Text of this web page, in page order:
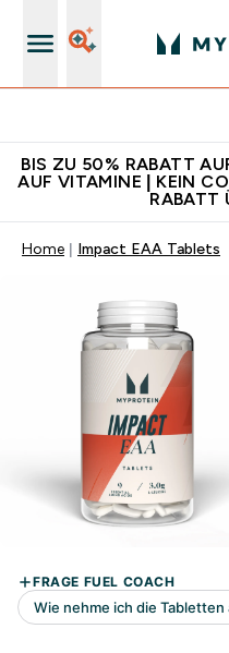
BIS ZU 50% RABATT
AUF VITAMINE | KEIN
RABATT
Home Impact EAA Tablets